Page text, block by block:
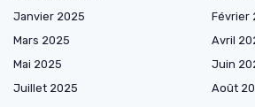
Janvier 2025
Février
Mars 2025
Avril
Mai 2025
Juin
Juillet 2025
Août